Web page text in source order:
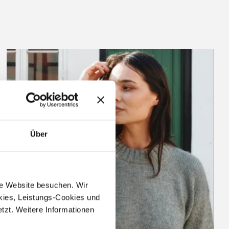
Über
Website besuchen. Wir
Leistungs-Cookies und
Weitere Informationen